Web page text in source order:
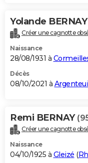
Yolande BERNAY
Créer une cagnotte
Naissance
28/08/1931 à
Décès
08/10/2021 à
Remi BERNAY
Créer une cagnotte
Naissance
04/10/1925 à Gleizé (